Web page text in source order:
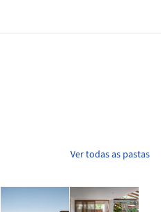
Ver todas as pastas